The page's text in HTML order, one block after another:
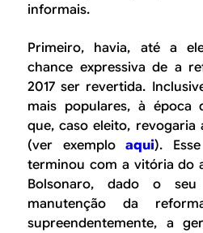
informais.
Primeiro, havia, até a
chance expressiva de a
2017 ser revertida.
mais populares, à época
que, caso eleito,
(ver exemploaqui).
terminou com a vitória do
Bolsonaro, dado o
manutenção da
supreendentemente, a